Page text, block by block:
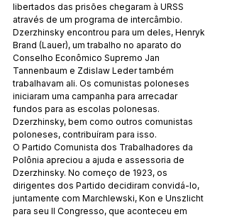
libertados das prisões chegaram à URSS
através de um programa de intercâmbio.
Dzerzhinsky encontrou para um deles, Henryk
Brand (Lauer), um trabalho no aparato do
Conselho Econômico Supremo Jan
Tannenbaum e Zdislaw Leder também
trabalhavam ali. Os comunistas poloneses
iniciaram uma campanha para arrecadar
fundos para as escolas polonesas.
Dzerzhinsky, bem como outros comunistas
poloneses, contribuíram para isso.
O Partido Comunista dos Trabalhadores da
Polônia apreciou a ajuda e assessoria de
Dzerzhinsky. No começo de 1923, os
dirigentes dos Partido decidiram convidá-lo,
juntamente com Marchlewski, Kon e Unszlicht
para seu II Congresso, que aconteceu em